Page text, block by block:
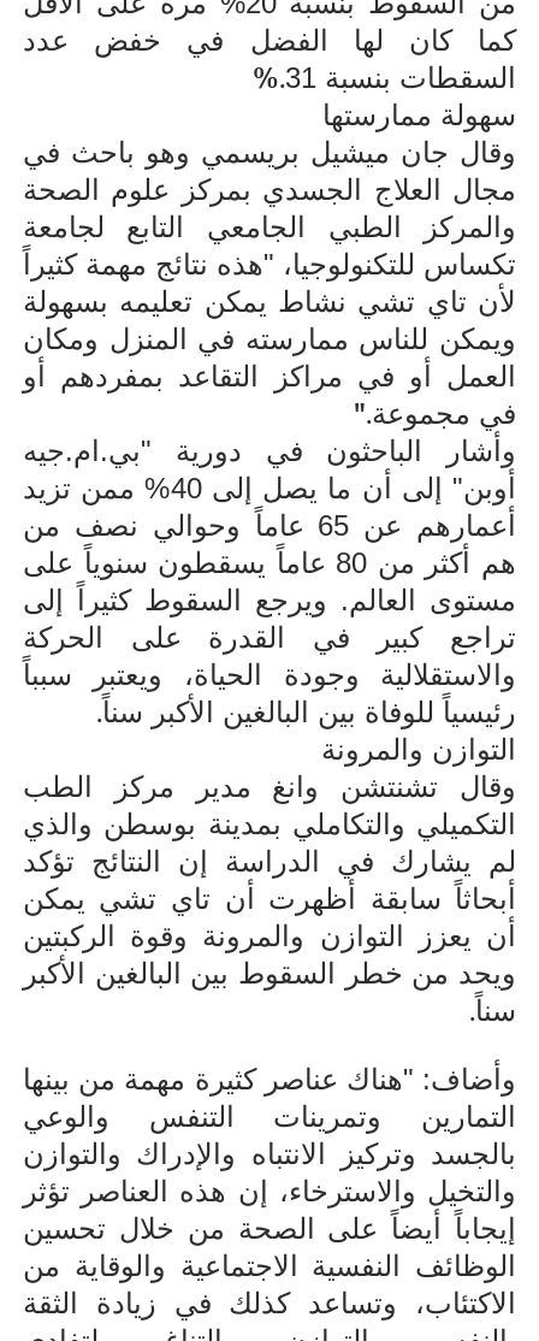
كما كان لها الفضل في خفض عدد
السقطات بنسبة 31
%.
سهولة ممارستها
وقال جان ميشيل بريسمي وهو باحث في
مجال العلاج الجسدي بمركز علوم الصحة
والمركز الطبي الجامعي التابع لجامعة
تكساس للتكنولوجيا، "هذه نتائج مهمة كثيراً
لأن تاي تشي نشاط يمكن تعليمه بسهولة
ويمكن للناس ممارسته في المنزل ومكان
العمل أو في مراكز التقاعد بمفردهم أو
في مجموعة".
وأشار الباحثون في دورية "بي.ام.جيه
أوبن" إلى أن ما يصل إلى 40% ممن تزيد
أعمارهم عن 65 عاماً وحوالي نصف من
هم أكثر من 80 عاماً يسقطون سنوياً على
مستوى العالم. ويرجع السقوط كثيراً إلى
تراجع كبير في القدرة على الحركة
والاستقلالية وجودة الحياة، ويعتبر سبباً
رئيسياً للوفاة بين البالغين الأكبر سناً.
التوازن والمرونة
وقال تشنتشن وانغ مدير مركز الطب
التكميلي والتكاملي بمدينة بوسطن والذي
لم يشارك في الدراسة إن النتائج تؤكد
أبحاثاً سابقة أظهرت أن تاي تشي يمكن
أن يعزز التوازن والمرونة وقوة الركبتين
ويحد من خطر السقوط بين البالغين الأكبر
سناً.
وأضاف: "هناك عناصر كثيرة مهمة من بينها
التمارين وتمرينات التنفس والوعي
بالجسد وتركيز الانتباه والإدراك والتوازن
والتخيل والاسترخاء، إن هذه العناصر تؤثر
إيجاباً أيضاً على الصحة من خلال تحسين
الوظائف النفسية الاجتماعية والوقاية من
الاكتئاب، وتساعد كذلك في زيادة الثقة